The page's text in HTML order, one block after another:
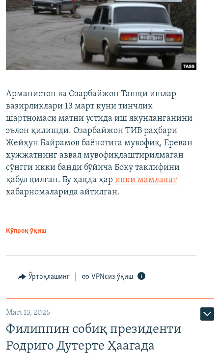
Арманистон ва Озарбайжон Ташқи ишлар
вазирликлари 13 март куни тинчлик
шартномаси матни устида иш якунланганини
эълон қилишди. Озарбайжон ТИВ раҳбари
Жейҳун Байрамов баёнотига мувофиқ, Ереван
ҳужжатнинг аввал мувофиқлаштирилмаган
сўнгги икки банди бўйича Боку таклифини
қабул қилган. Бу ҳақда ҳар икки мамлакат
хабарномаларида айтилган.
Кўпроқ ўқиш
Ўртоқлашинг VPNсиз ўқиш
Mart 13, 2025
Филиппин собиқ президенти
Родриго Дутерте Ҳаагада